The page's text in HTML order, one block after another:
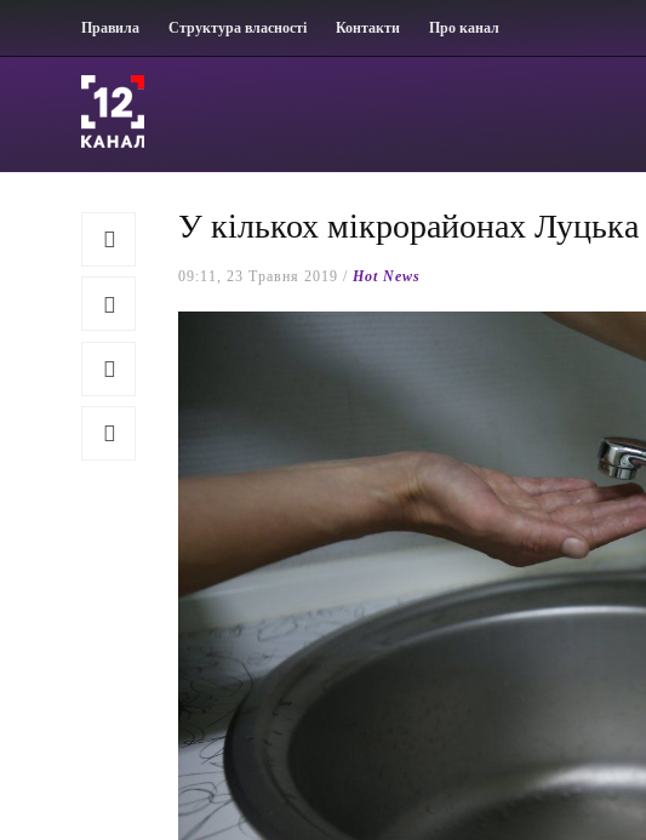
Правила Структура власності Контакти Про канал
У кількох мікрорайонах
09:11, 23 Травня 2019 /Hot News